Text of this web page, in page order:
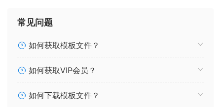
常见问题
如何获取模板文件？
如何获取VIP会员？
如何下载模板文件？